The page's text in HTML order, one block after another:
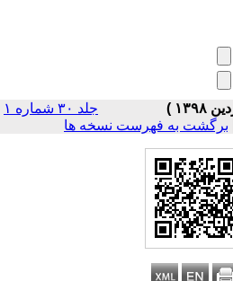
جلد ۳۰ شماره ۱
برگشت به فهرست نسخه ها